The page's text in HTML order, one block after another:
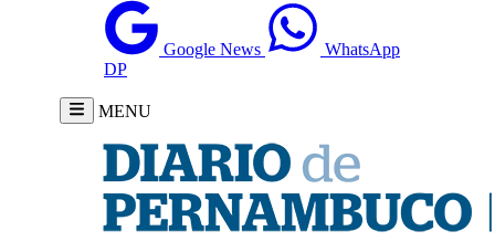
Google News
WhatsApp
DP
MENU